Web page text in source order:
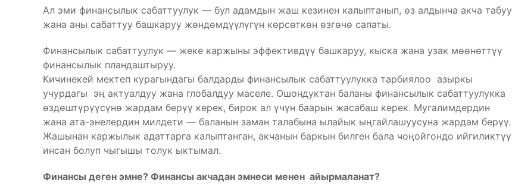
Ал эми финансылык сабаттуулук — бул адамдын жаш кезинен калыптанып, өз алдынча акча табуу
жана аны сабаттуу башкаруу жөндөмдүүлүгүн көрсөткөн өзгөчө сапаты.
Финансылык сабаттуулук — жеке каржыны эффективдүү башкаруу, кыска жана узак мөөнөттүү
финансылык пландаштыруу.
Кичинекей мектеп курагындагы балдарды финансылык сабаттуулукка тарбиялоо азыркы
учурдагы эң актуалдуу жана глобалдуу маселе. Ошондуктан баланы финансылык сабаттуулукка
өздөштүрүүсүнө жардам берүү керек, бирок ал үчүн баарын жасабаш керек. Мугалимдердин
жана ата-энелердин милдети — баланын заман талабына ылайык ыңгайлашуусуна жардам берүү.
Жашынан каржылык адаттарга калыптанган, акчанын баркын билген бала чоңойгондо ийгиликтүү
инсан болуп чыгышы толук ыктымал.
Финансы деген эмне? Финансы акчадан эмнеси менен айырмаланат?